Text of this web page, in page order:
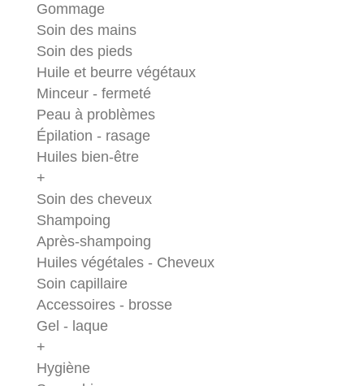
Gommage
Soin des mains
Soin des pieds
Huile et beurre végétaux
Minceur - fermeté
Peau à problèmes
Épilation - rasage
Huiles bien-être
+
Soin des cheveux
Shampoing
Après-shampoing
Huiles végétales - Cheveux
Soin capillaire
Accessoires - brosse
Gel - laque
+
Hygiène